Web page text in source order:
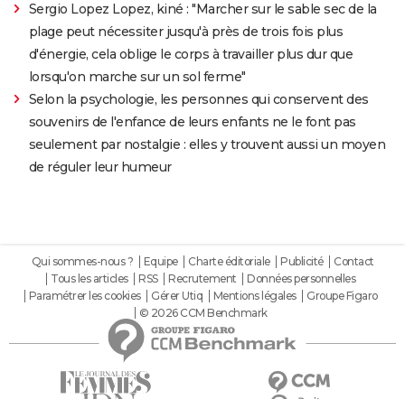
Sergio Lopez Lopez, kiné : "Marcher sur le sable sec de la
plage peut nécessiter jusqu'à près de trois fois plus
d'énergie, cela oblige le corps à travailler plus dur que
lorsqu'on marche sur un sol ferme"
Selon la psychologie, les personnes qui conservent des
souvenirs de l'enfance de leurs enfants ne le font pas
seulement par nostalgie : elles y trouvent aussi un moyen
de réguler leur humeur
Qui sommes-nous ? Equipe Charte éditoriale Publicité
Contact
Tous les articles
RSS Recrutement
Données personnelles
Paramétrer les cookies
Gérer Utiq Mentions légales
Groupe Figaro
© 2026 CCM Benchmark